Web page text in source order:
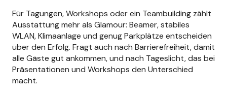
Für Tagungen, Workshops oder ein Teambuilding zählt
Ausstattung mehr als Glamour: Beamer, stabiles
WLAN, Klimaanlage und genug Parkplätze entscheiden
über den Erfolg. Fragt auch nach Barrierefreiheit, damit
alle Gäste gut ankommen, und nach Tageslicht, das bei
Präsentationen und Workshops den Unterschied
macht.